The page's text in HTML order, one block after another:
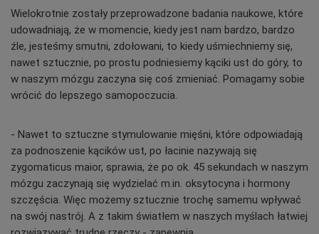
Wielokrotnie zostały przeprowadzone badania naukowe, które
udowadniają, że w momencie, kiedy jest nam bardzo, bardzo
źle, jesteśmy smutni, zdołowani, to kiedy uśmiechniemy się,
nawet sztucznie, po prostu podniesiemy kąciki ust do góry, to
w naszym mózgu zaczyna się coś zmieniać. Pomagamy sobie
wrócić do lepszego samopoczucia.
- Nawet to sztuczne stymulowanie mięśni, które odpowiadają
za podnoszenie kącików ust, po łacinie nazywają się
zygomaticus maior, sprawia, że po ok. 45 sekundach w naszym
mózgu zaczynają się wydzielać m.in. oksytocyna i hormony
szczęścia. Więc możemy sztucznie trochę samemu wpływać
na swój nastrój. A z takim światłem w naszych myślach łatwiej